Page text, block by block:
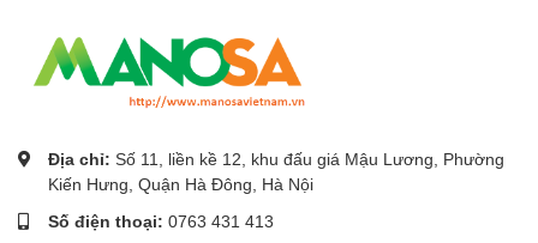
Địa chỉ: Số 11, liền kề 12, khu đấu giá Mậu Lương, Phường
Kiến Hưng, Quận Hà Đông, Hà Nội
Số điện thoại: 0763 431 413